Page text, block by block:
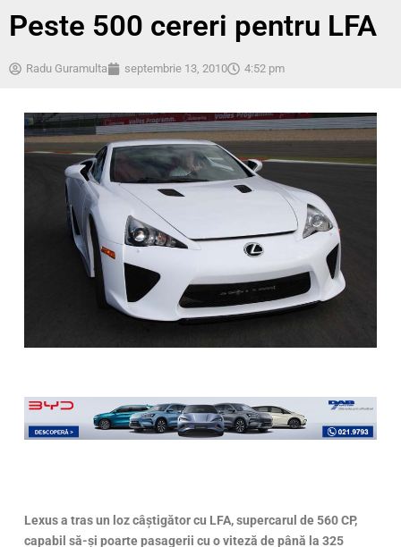
Peste 500 cereri pentru LFA
Radu Guramulta septembrie 13, 2010 4:52 pm
Lexus a tras un loz câștigător cu LFA, supercarul de 560 CP,
capabil să-și poarte pasagerii cu o viteză de până la 325